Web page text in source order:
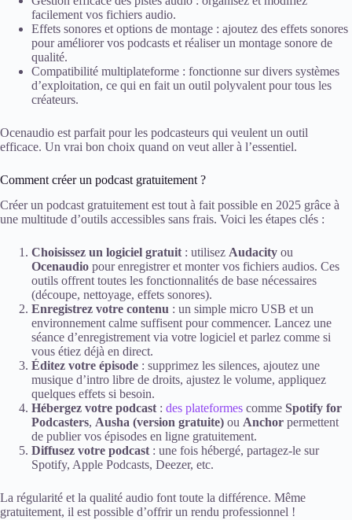
facilement vos fichiers audio.
Effets sonores et options de montage : ajoutez des effets sonores
pour améliorer vos podcasts et réaliser un montage sonore de
qualité.
Compatibilité multiplateforme : fonctionne sur divers systèmes
d’exploitation, ce qui en fait un outil polyvalent pour tous les
créateurs.
Ocenaudio est parfait pour les podcasteurs qui veulent un outil
efficace. Un vrai bon choix quand on veut aller à l’essentiel.
Comment créer un podcast gratuitement ?
Créer un podcast gratuitement est tout à fait possible en 2025 grâce à
une multitude d’outils accessibles sans frais. Voici les étapes clés :
Choisissez un logiciel gratuit: utilisez Audacity ou
Ocenaudio pour enregistrer et monter vos fichiers audios. Ces
outils offrent toutes les fonctionnalités de base nécessaires
(découpe, nettoyage, effets sonores).
Enregistrez votre contenu : un simple micro USB et un
environnement calme suffisent pour commencer. Lancez une
séance d’enregistrement via votre logiciel et parlez comme si
vous étiez déjà en direct.
Éditez votre épisode : supprimez les silences, ajoutez une
musique d’intro libre de droits, ajustez le volume, appliquez
quelques effets si besoin.
Hébergez votre podcast: des plateformes comme Spotify for
Podcasters, Ausha (version gratuite) ou Anchor permettent
de publier vos épisodes en ligne gratuitement.
Diffusez votre podcast: une fois hébergé, partagez-le sur
Spotify, Apple Podcasts, Deezer, etc.
La régularité et la qualité audio font toute la différence. Même
gratuitement, il est possible d’offrir un rendu professionnel !